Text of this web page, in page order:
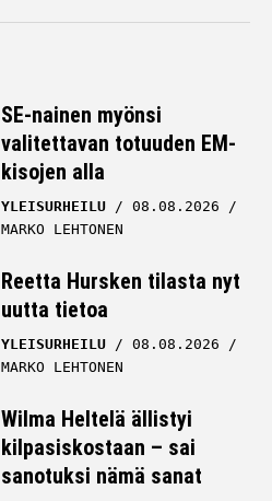
SE-nainen myönsi
valitettavan totuuden EM-
kisojen alla
YLEISURHEILU
08.08.2026
MARKO LEHTONEN
Reetta Hursken tilasta nyt
uutta tietoa
YLEISURHEILU
08.08.2026
MARKO LEHTONEN
Wilma Heltelä ällistyi
kilpasiskostaan – sai
sanotuksi nämä sanat